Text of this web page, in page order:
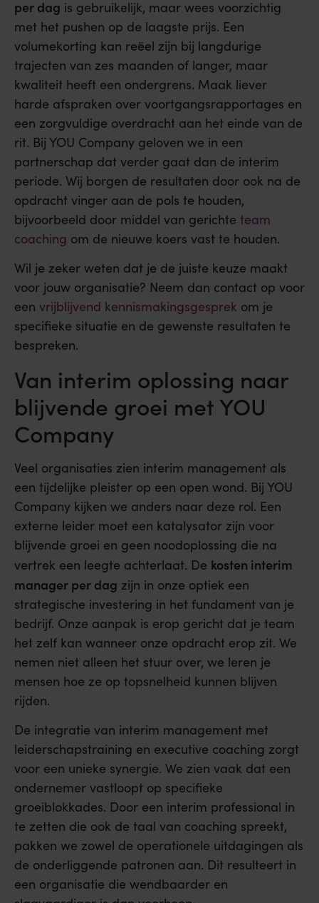
per dag is gebruikelijk, maar wees voorzichtig
met het pushen op de laagste prijs. Een
volumekorting kan reëel zijn bij langdurige
trajecten van zes maanden of langer, maar
kwaliteit heeft een ondergrens. Maak liever
harde afspraken over voortgangsrapportages en
een zorgvuldige overdracht aan het einde van de
rit. Bij YOU Company geloven we in een
partnerschap dat verder gaat dan de interim
periode. Wij borgen de resultaten door ook na de
opdracht vinger aan de pols te houden,
bijvoorbeeld door middel van gerichte team
coaching om de nieuwe koers vast te houden.
Wil je zeker weten dat je de juiste keuze maakt
voor jouw organisatie? Neem dan contact op voor
een vrijblijvend kennismakingsgesprek om je
specifieke situatie en de gewenste resultaten te
bespreken.
Van interim oplossing naar
blijvende groei met YOU
Company
Veel organisaties zien interim management als
een tijdelijke pleister op een open wond. Bij YOU
Company kijken we anders naar deze rol. Een
externe leider moet een katalysator zijn voor
blijvende groei en geen noodoplossing die na
vertrek een leegte achterlaat. De kosten interim
manager per dag zijn in onze optiek een
strategische investering in het fundament van je
bedrijf. Onze aanpak is erop gericht dat je team
het zelf kan wanneer onze opdracht erop zit. We
nemen niet alleen het stuur over, we leren je
mensen hoe ze op topsnelheid kunnen blijven
rijden.
De integratie van interim management met
leiderschapstraining en executive coaching zorgt
voor een unieke synergie. We zien vaak dat een
ondernemer vastloopt op specifieke
groeiblokkades. Door een interim professional in
te zetten die ook de taal van coaching spreekt,
pakken we zowel de operationele uitdagingen als
de onderliggende patronen aan. Dit resulteert in
een organisatie die wendbaarder en